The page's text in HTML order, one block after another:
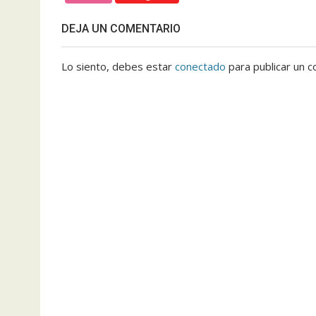
DEJA UN COMENTARIO
Lo siento, debes estar conectado para publicar un